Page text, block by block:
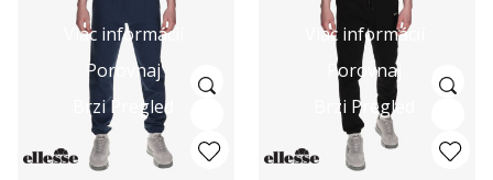
Viac informácií
Porovnaj
Brzi Pregled
Viac informácií
Porovnaj
Brzi Pregled